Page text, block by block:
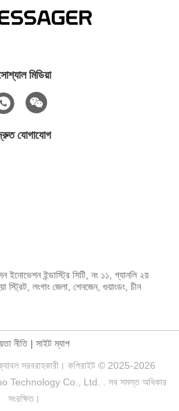
মিডিয়া
যোগাযোগ
ইনোভেশন ইন্ডাস্ট্রি সিটি, নং ১১, গ্যানলি ২য়
স্ট্রিট, লংগাং জেলা, শেনজেন, গুয়াংডং, চীন
নীতি| সাইট ম্যাপ
ক্যাবল সরবরাহকারী। কপিরাইট © 2025-2026
Co., Ltd. . সব সমস্ত অধিকার
সংরক্ষিত।